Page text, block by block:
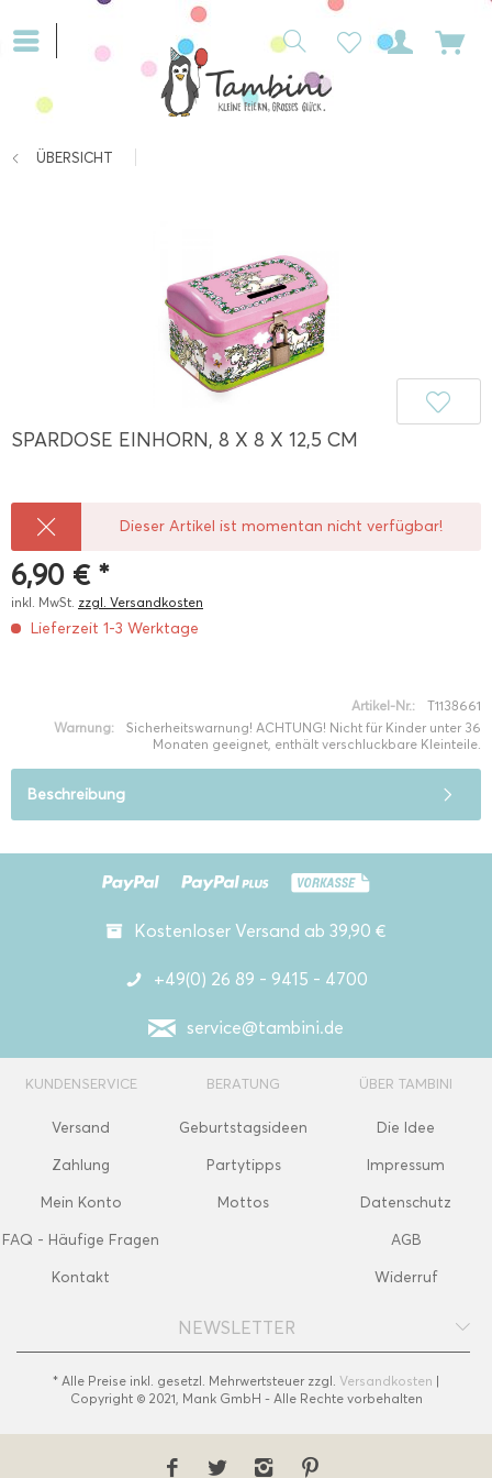
ÜBERSICHT
SPARDOSE EINHORN, 8 X 8 X 12,5 CM
Dieser Artikel ist momentan nicht verfügbar!
6,90 € *
inkl. MwSt. zzgl. Versandkosten
Lieferzeit 1-3 Werktage
Artikel-Nr.:
T1138661
Warnung:
Sicherheitswarnung! ACHTUNG! Nicht für Kinder unter 36
Monaten geeignet, enthält verschluckbare Kleinteile.
Beschreibung
Kostenloser Versand ab 39,90 €
+49(0) 26 89 - 9415 - 4700
service@tambini.de
KUNDENSERVICE
Versand
Zahlung
Mein Konto
FAQ - Häufige Fragen
Kontakt
BERATUNG
Geburtstagsideen
Partytipps
Mottos
ÜBER TAMBINI
Die Idee
Impressum
Datenschutz
AGB
Widerruf
NEWSLETTER
* Alle Preise inkl. gesetzl. Mehrwertsteuer zzgl. Versandkosten |
Copyright © 2021, Mank GmbH - Alle Rechte vorbehalten